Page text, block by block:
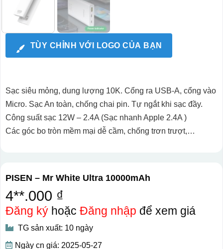
TÙY CHỈNH VỚI LOGO CỦA BẠN
Sạc siêu mỏng, dung lượng 10K. Cổng ra USB-A, cổng vào
Micro. Sạc An toàn, chống chai pin. Tự ngắt khi sạc đầy.
Công suất sạc 12W – 2.4A (Sạc nhanh Apple 2.4A )
Các góc bo tròn mềm mại dễ cầm, chống trơn trượt,…
PISEN – Mr White Ultra 10000mAh
4**.000 ₫
Đăng kýhoặc Đăng nhập để xem giá
TG sản xuất: 10 ngày
Ngày cn giá: 2025-05-27